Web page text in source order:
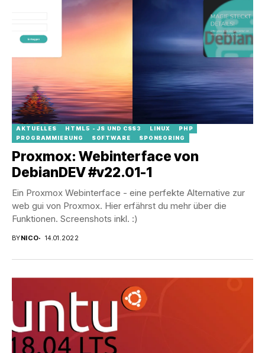
AKTUELLES HTML5 - JS UND CSS3 LINUX
PHP
PROGRAMMIERUNG
SOFTWARE SPONSORING
Proxmox: Webinterface von
DebianDEV #v22.01-1
Ein Proxmox Webinterface - eine perfekte Alternative zur
web gui von Proxmox. Hier erfährst du mehr über die
Funktionen. Screenshots inkl. :)
BYNICO 14.01.2022